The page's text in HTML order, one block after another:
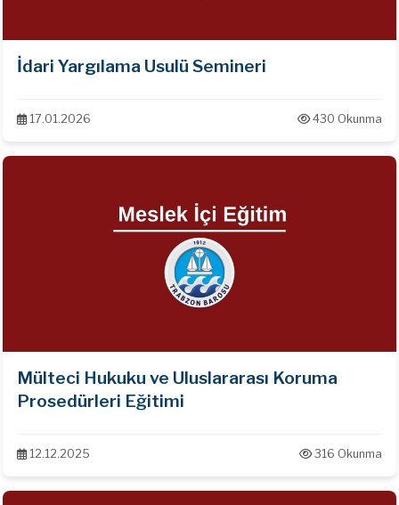
İdari Yargılama Usulü Semineri
17.01.2026 430 Okunma
Mülteci Hukuku ve Uluslararası Koruma
Prosedürleri Eğitimi
12.12.2025 316 Okunma